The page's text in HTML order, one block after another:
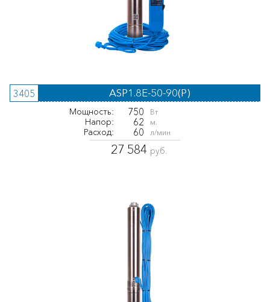
3405 ASP1.8E-50-90(P)
Мощность: 750 Вт
Напор: 62 м.
Расход: 60 л/мин
27 584 руб.